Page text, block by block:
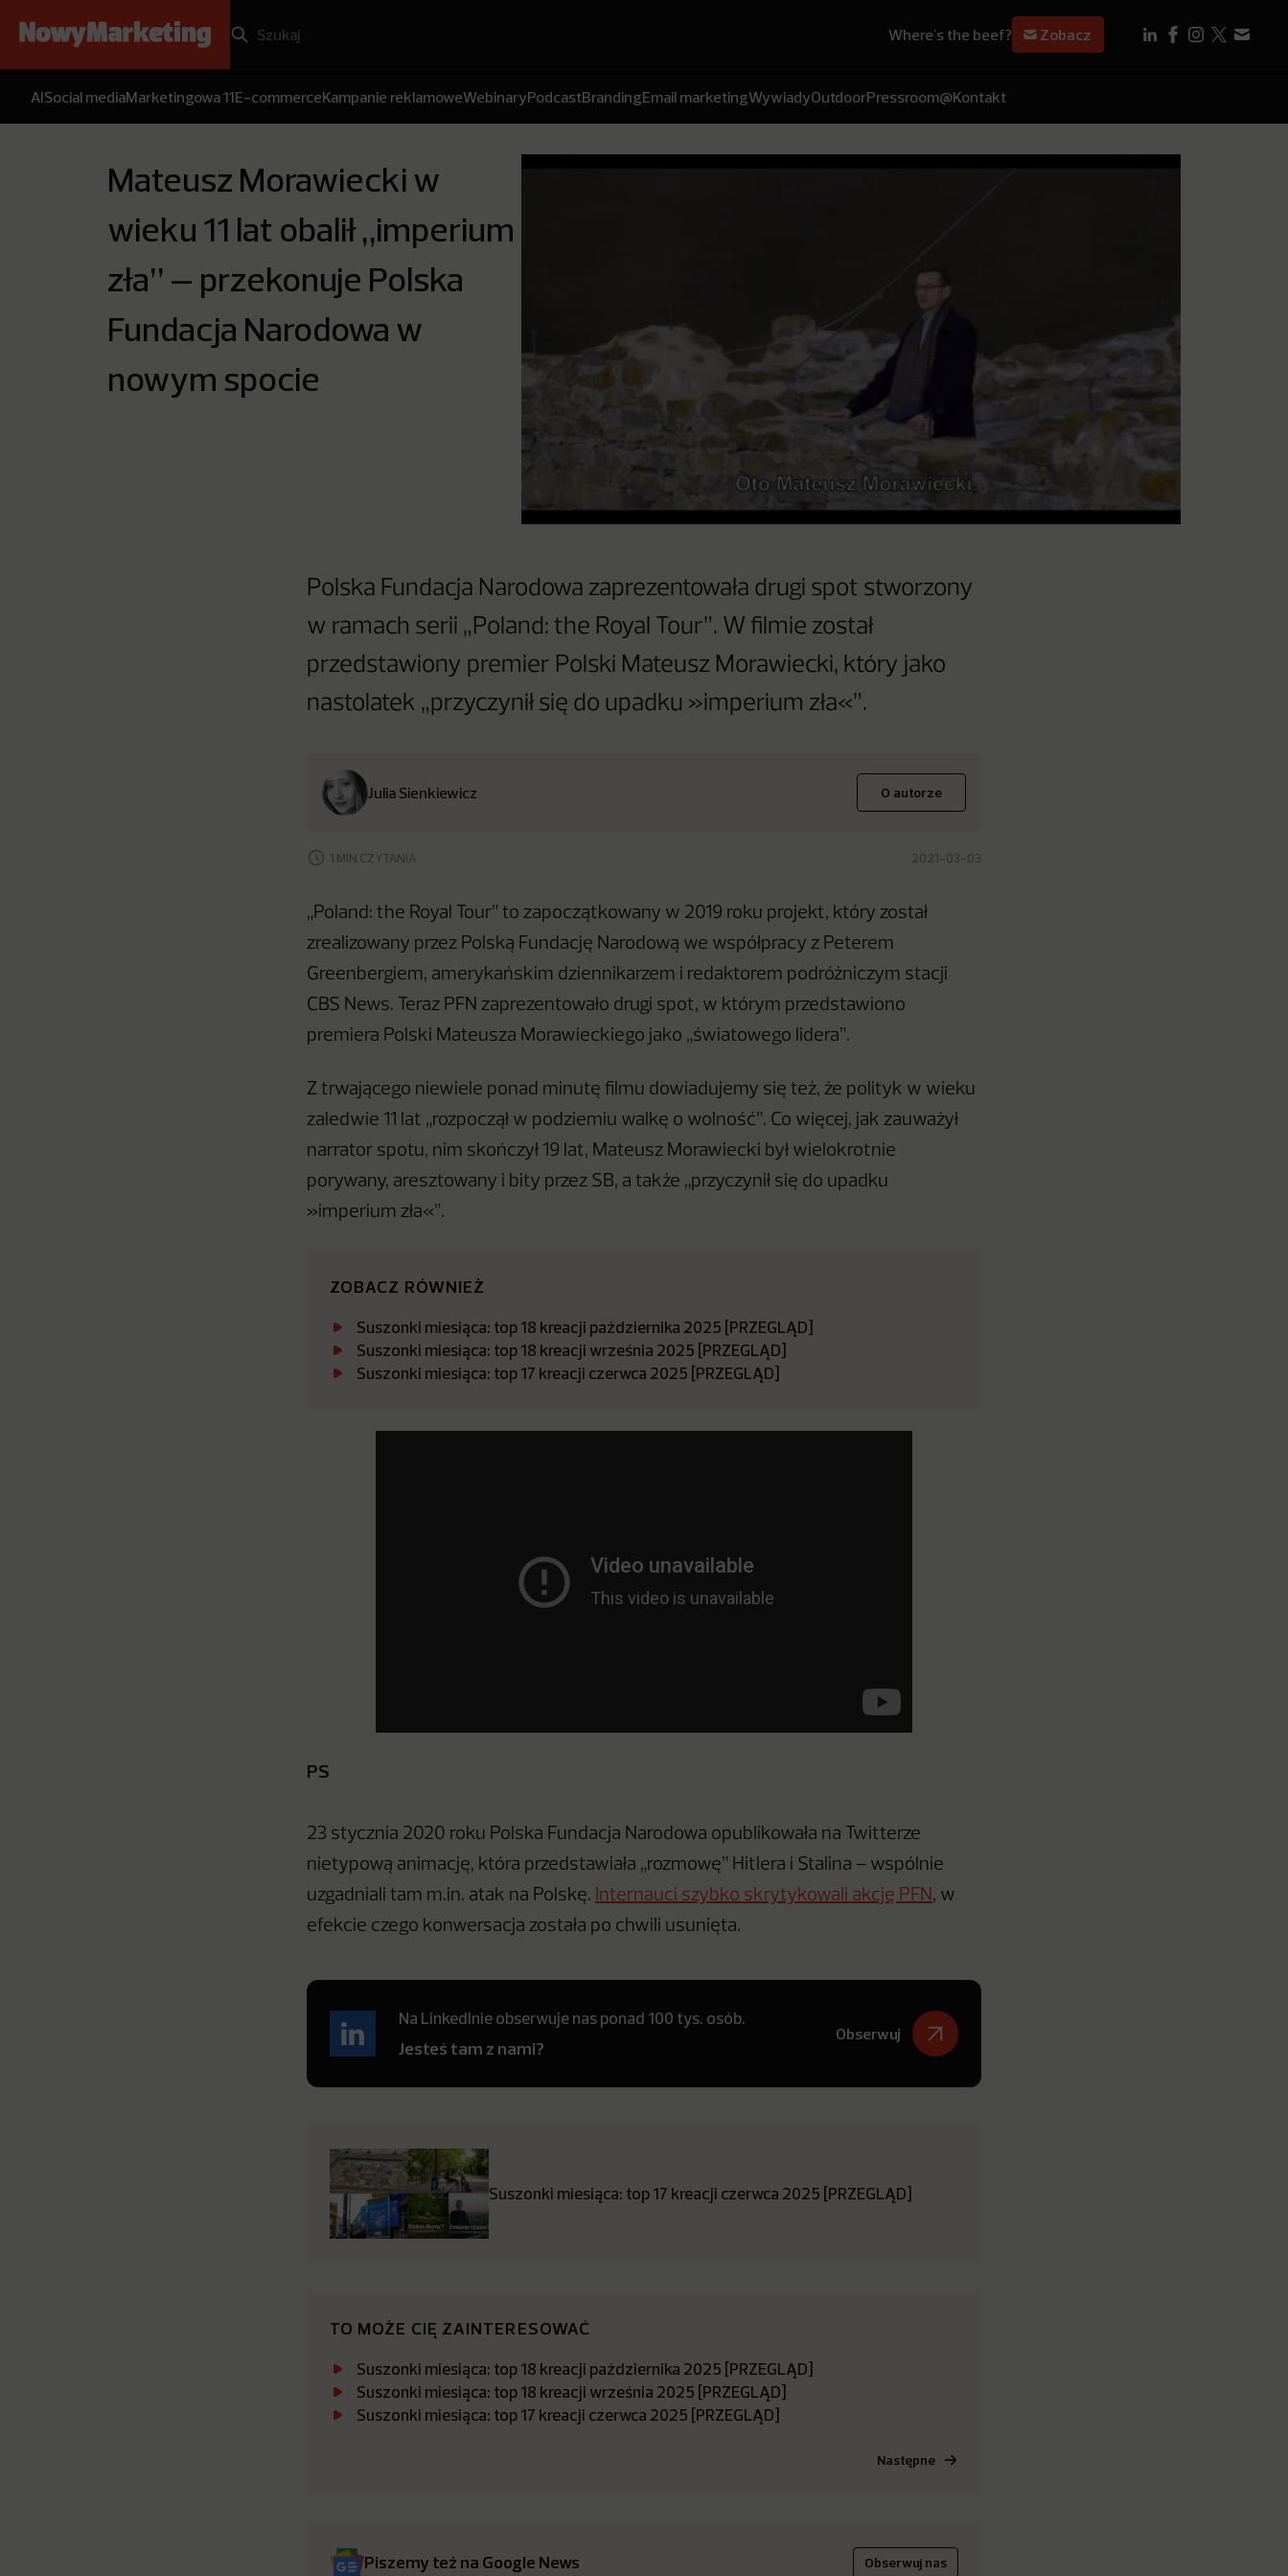
Where's the beef? Zobacz
AISocial mediaMarketingowa 11E-commerceKampanie reklamoweWebinaryPodcastBrandingEmail marketingWywiadyOutdoorPressroom@Kontakt
Mateusz Morawiecki w
wieku 11 lat obalił „imperium
zła” – przekonuje Polska
Fundacja Narodowa w
nowym spocie
Polska Fundacja Narodowa zaprezentowała drugi spot stworzony
w ramach serii „Poland: the Royal Tour”. W filmie został
przedstawiony premier Polski Mateusz Morawiecki, który jako
nastolatek „przyczynił się do upadku »imperium zła«”.
Julia Sienkiewicz O autorze
1 MIN CZYTANIA 2021-03-03
„Poland: the Royal Tour” to zapoczątkowany w 2019 roku projekt, który został
zrealizowany przez Polską Fundację Narodową we współpracy z Peterem
Greenbergiem, amerykańskim dziennikarzem i redaktorem podróżniczym stacji
CBS News. Teraz PFN zaprezentowało drugi spot, w którym przedstawiono
premiera Polski Mateusza Morawieckiego jako „światowego lidera”.
Z trwającego niewiele ponad minutę filmu dowiadujemy się też, że polityk w wieku
zaledwie 11 lat „rozpoczął w podziemiu walkę o wolność”. Co więcej, jak zauważył
narrator spotu, nim skończył 19 lat, Mateusz Morawiecki był wielokrotnie
porywany, aresztowany i bity przez SB, a także „przyczynił się do upadku
»imperium zła«”.
ZOBACZ RÓWNIEŻ
Suszonki miesiąca: top 18 kreacji października 2025 [PRZEGLĄD]
Suszonki miesiąca: top 18 kreacji września 2025 [PRZEGLĄD]
Suszonki miesiąca: top 17 kreacji czerwca 2025 [PRZEGLĄD]
PS
23 stycznia 2020 roku Polska Fundacja Narodowa opublikowała na Twitterze
nietypową animację, która przedstawiała „rozmowę” Hitlera i Stalina – wspólnie
uzgadniali tam m.in. atak na Polskę. Internauci szybko skrytykowali akcję PFN, w
efekcie czego konwersacja została po chwili usunięta.
Na LinkedInie obserwuje nas ponad 100 tys. osób.
Jesteś tam z nami?
Obserwuj
Suszonki miesiąca: top 17 kreacji czerwca 2025 [PRZEGLĄD]
TO MOŻE CIĘ ZAINTERESOWAĆ
Suszonki miesiąca: top 18 kreacji października 2025 [PRZEGLĄD]
Suszonki miesiąca: top 18 kreacji września 2025 [PRZEGLĄD]
Suszonki miesiąca: top 17 kreacji czerwca 2025 [PRZEGLĄD]
Następne
Piszemy też na Google News Obserwuj nas